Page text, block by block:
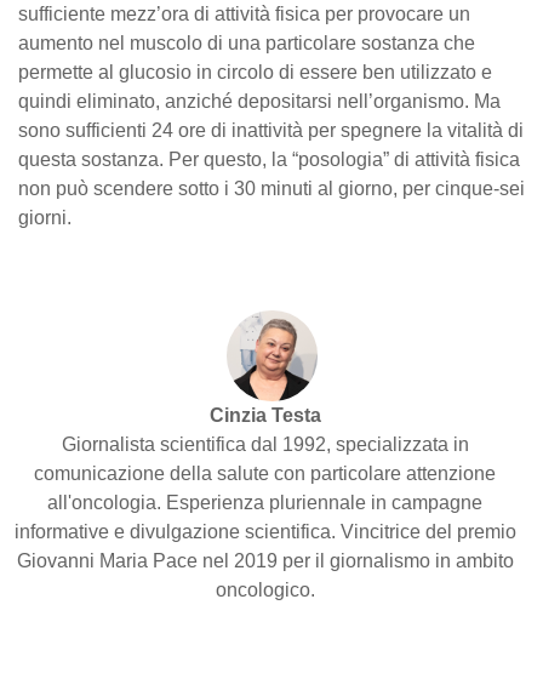
sufficiente mezz’ora di attività fisica per provocare un
aumento nel muscolo di una particolare sostanza che
permette al glucosio in circolo di essere ben utilizzato e
quindi eliminato, anziché depositarsi nell’organismo. Ma
sono sufficienti 24 ore di inattività per spegnere la vitalità di
questa sostanza. Per questo, la “posologia” di attività fisica
non può scendere sotto i 30 minuti al giorno, per cinque-sei
giorni.
Cinzia Testa
Giornalista scientifica dal 1992, specializzata in
comunicazione della salute con particolare attenzione
all'oncologia. Esperienza pluriennale in campagne
informative e divulgazione scientifica. Vincitrice del premio
Giovanni Maria Pace nel 2019 per il giornalismo in ambito
oncologico.